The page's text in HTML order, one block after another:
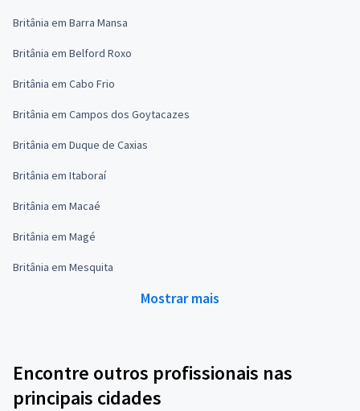
Britânia em Barra Mansa
Britânia em Belford Roxo
Britânia em Cabo Frio
Britânia em Campos dos Goytacazes
Britânia em Duque de Caxias
Britânia em Itaboraí
Britânia em Macaé
Britânia em Magé
Britânia em Mesquita
Mostrar mais
Encontre outros profissionais nas
principais cidades